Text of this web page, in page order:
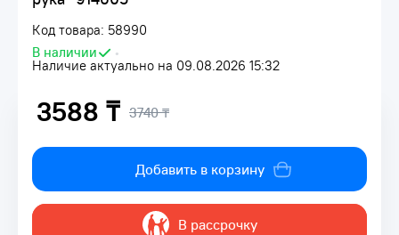
Код товара: 58990
В наличии
•
Наличие актуально на 09.08.2026 15:32
3588 ₸ 3740 ₸
Добавить в корзину
В рассрочку